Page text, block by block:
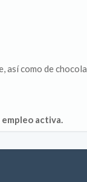
como de
activa.